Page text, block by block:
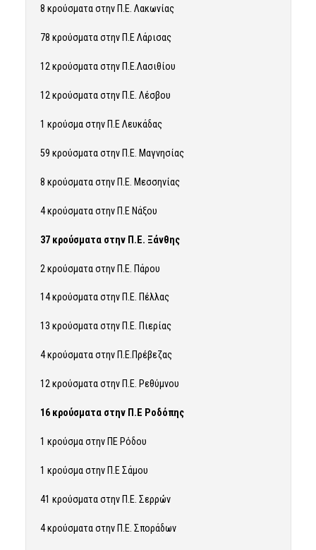
8 κρούσματα στην Π.Ε. Λακωνίας
78 κρούσματα στην Π.Ε Λάρισας
12 κρούσματα στην Π.Ε.Λασιθίου
12 κρούσματα στην Π.Ε. Λέσβου
1 κρούσμα στην Π.Ε Λευκάδας
59 κρούσματα στην Π.Ε. Μαγνησίας
8 κρούσματα στην Π.Ε. Μεσσηνίας
4 κρούσματα στην Π.Ε Νάξου
37 κρούσματα στην Π.Ε. Ξάνθης
2 κρούσματα στην Π.Ε. Πάρου
14 κρούσματα στην Π.Ε. Πέλλας
13 κρούσματα στην Π.Ε. Πιερίας
4 κρούσματα στην Π.Ε.Πρέβεζας
12 κρούσματα στην Π.Ε. Ρεθύμνου
16 κρούσματα στην Π.Ε Ροδόπης
1 κρούσμα στην ΠΕ Ρόδου
1 κρούσμα στην Π.Ε Σάμου
41 κρούσματα στην Π.Ε. Σερρών
4 κρούσματα στην Π.Ε. Σποράδων